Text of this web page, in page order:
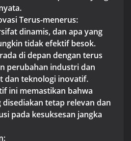
Terus-menerus:
dinamis, dan apa yang
tidak efektif besok.
di depan dengan terus
perubahan industri dan
dan teknologi inovatif.
ini memastikan bahwa
disediakan tetap relevan dan
pada kesuksesan jangka